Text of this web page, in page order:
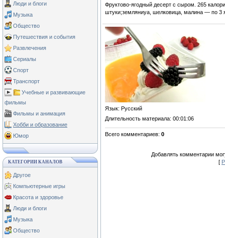
Люди и блоги
Музыка
Общество
Путешествия и события
Развлечения
Сериалы
Спорт
Транспорт
Учебные и развивающие
фильмы
Фильмы и анимация
Хобби и образование
Юмор
КАТЕГОРИИ КАНАЛОВ
Другое
Компьютерные игры
Красота и здоровье
Люди и блоги
Музыка
Общество
Фруктово-ягодный десерт с сыром. 265
штуки;земляниуа, шелковица, малина — по
Язык: Русский
Длительность материала: 00:01:06
Всего комментариев: 0
Добавлять комментарии
[